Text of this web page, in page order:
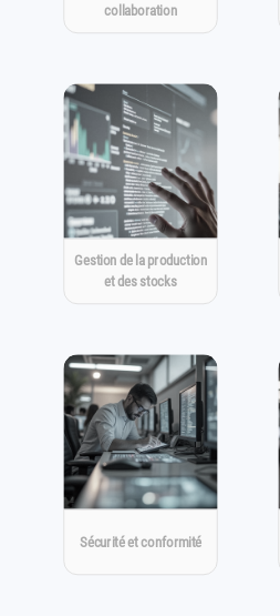
collaboration
Gestion de la production
et des stocks
Sécurité et conformité